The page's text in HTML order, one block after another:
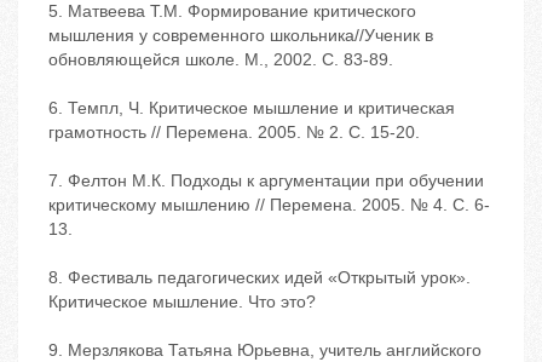
5. Матвеева Т.М. Формирование критического
мышления у современного школьника//Ученик в
обновляющейся школе. М., 2002. C. 83-89.
6. Темпл, Ч. Критическое мышление и критическая
грамотность // Перемена. 2005. № 2. С. 15-20.
7. Фелтон М.К. Подходы к аргументации при обучении
критическому мышлению // Перемена. 2005. № 4. С. 6-
13.
8. Фестиваль педагогических идей «Открытый урок».
Критическое мышление. Что это?
9. Мерзлякова Татьяна Юрьевна, учитель английского